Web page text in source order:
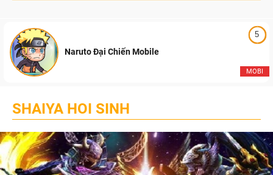
5
MOBI
Naruto Đại Chiến Mobile
SHAIYA HOI SINH